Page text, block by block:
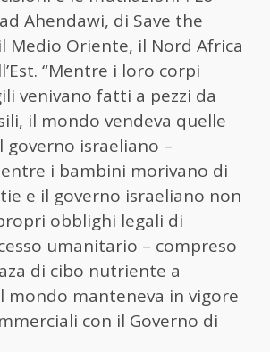
Ahendawi, di Save the
Medio Oriente, il Nord Africa
“Mentre i loro corpi
venivano fatti a pezzi da
il mondo vendeva quelle
governo israeliano –
i bambini morivano di
e il governo israeliano non
obblighi legali di
umanitario – compreso
di cibo nutriente a
mondo manteneva in vigore
con il Governo di